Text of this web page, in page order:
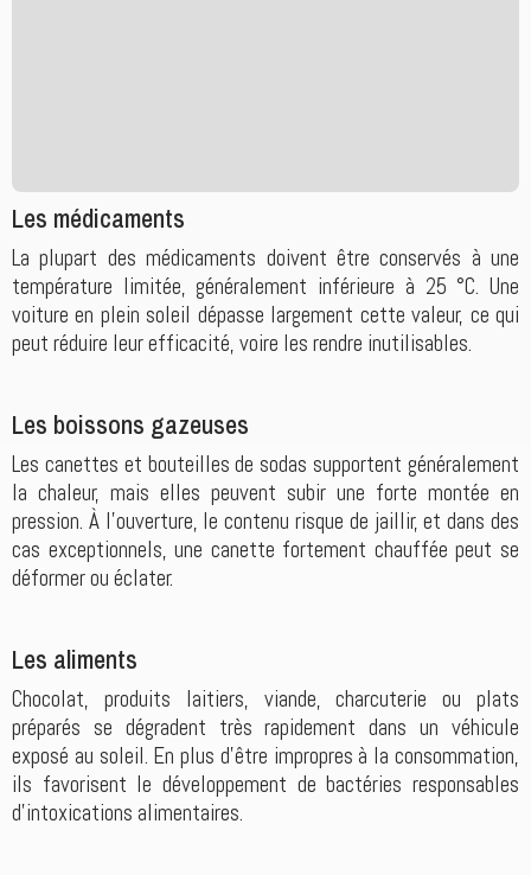
Les médicaments
La plupart des médicaments doivent être conservés à une
température limitée, généralement inférieure à 25 °C. Une
voiture en plein soleil dépasse largement cette valeur, ce qui
peut réduire leur efficacité, voire les rendre inutilisables.
Les boissons gazeuses
Les canettes et bouteilles de sodas supportent généralement
la chaleur, mais elles peuvent subir une forte montée en
pression. À l'ouverture, le contenu risque de jaillir, et dans des
cas exceptionnels, une canette fortement chauffée peut se
déformer ou éclater.
Les aliments
Chocolat, produits laitiers, viande, charcuterie ou plats
préparés se dégradent très rapidement dans un véhicule
exposé au soleil. En plus d'être impropres à la consommation,
ils favorisent le développement de bactéries responsables
d'intoxications alimentaires.